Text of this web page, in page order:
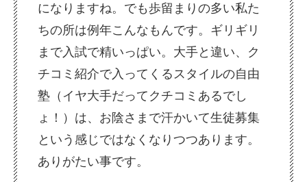
になりますね。でも歩留まりの多い私た
ちの所は例年こんなもんです。ギリギリ
まで入試で精いっぱい。大手と違い、ク
チコミ紹介で入ってくるスタイルの自由
塾（イヤ大手だってクチコミあるでし
ょ！）は、お陰さまで汗かいて生徒募集
という感じではなくなりつつあります。
ありがたい事です。